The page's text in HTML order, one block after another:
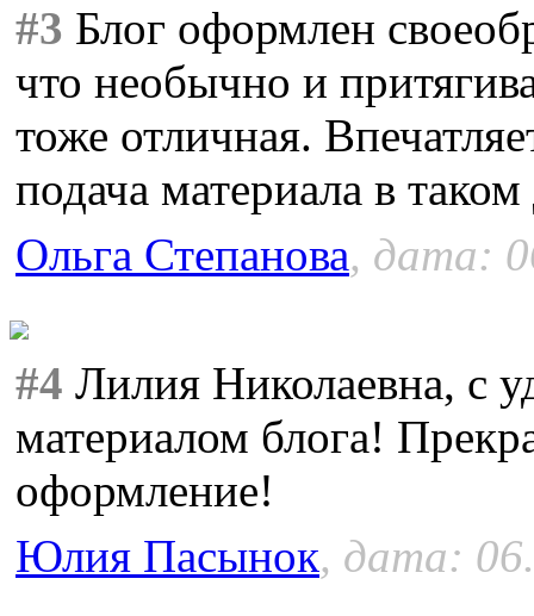
#3 Блог оформлен
что необычно и
тоже отличная.
подача материала в
Ольга Степанова, дата:
#4 Лилия Николаевна, с
материалом блога!
оформление!
Юлия Пасынок, дата: